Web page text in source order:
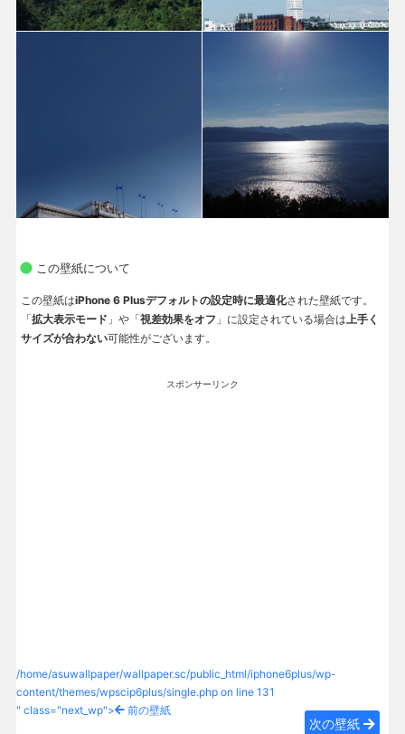
この壁紙について
この壁紙はiPhone 6 Plusデフォルトの設定時に最適化された壁紙です。
「拡大表示モード 」や「視差効果をオフ 」に設定されている場合は上手く
サイズが合わない可能性がございます。
スポンサーリンク
/home/asuwallpaper/wallpaper.sc/public_html/iphone6plus/wp-
content/themes/wpscip6plus/single.php on line 131
" class="next_wp">
前の壁紙
次の壁紙